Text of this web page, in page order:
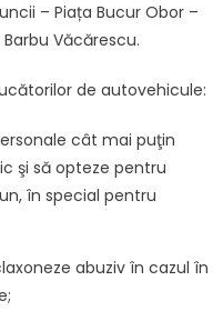
– Piața Bucur Obor –
Văcărescu.
de autovehicule:
cât mai puţin
şi să opteze pentru
în special pentru
abuziv în cazul în